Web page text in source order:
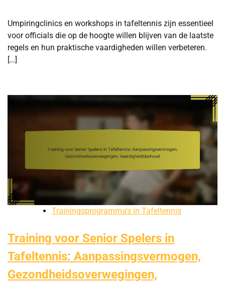
Umpiringclinics en workshops in tafeltennis zijn essentieel
voor officials die op de hoogte willen blijven van de laatste
regels en hun praktische vaardigheden willen verbeteren.
[…]
Trainingsprogramma's in Tafeltennis
Training voor Senior Spelers in
Tafeltennis: Aanpassingsvermogen,
Gezondheidsoverwegingen,